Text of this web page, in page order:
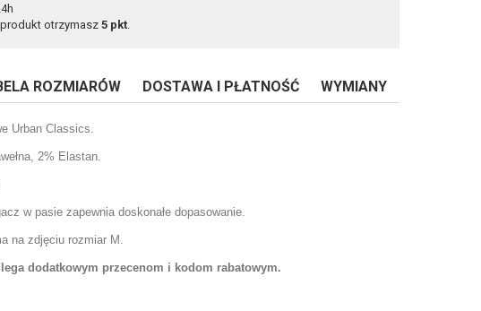
otrzymasz5 pkt.
ROZMIARÓW DOSTAWA I PŁATNOŚĆ WYMIANY
Urban Classics.
2% Elastan.
w pasie zapewnia doskonałe dopasowanie.
na zdjęciu rozmiar M .
dodatkowym przecenom i kodom rabatowym.